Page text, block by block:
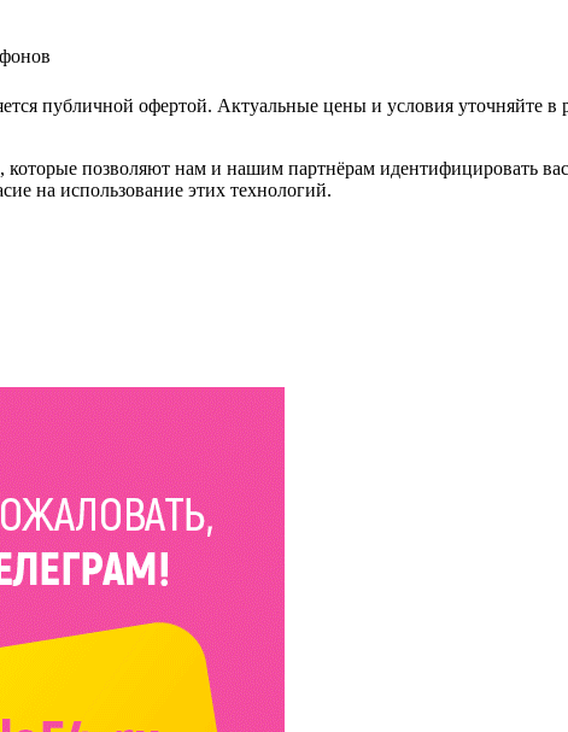
публичной офертой. Актуальные цены и условия уточняйте в
позволяют нам и нашим партнёрам идентифицировать
на использование этих технологий.